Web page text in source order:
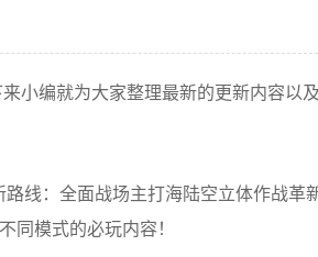
小编就为大家整理最新的更新内容以及
线：全面战场主打海陆空立体作战革
同模式的必玩内容！